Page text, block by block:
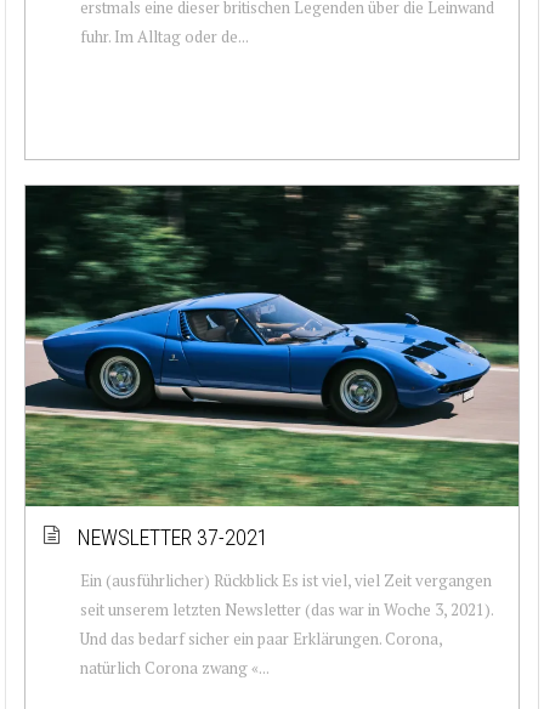
erstmals eine dieser britischen Legenden über die Leinwand
fuhr. Im Alltag oder de...
NEWSLETTER 37-2021
Ein (ausführlicher) Rückblick Es ist viel, viel Zeit vergangen
seit unserem letzten Newsletter (das war in Woche 3, 2021).
Und das bedarf sicher ein paar Erklärungen. Corona,
natürlich Corona zwang «...